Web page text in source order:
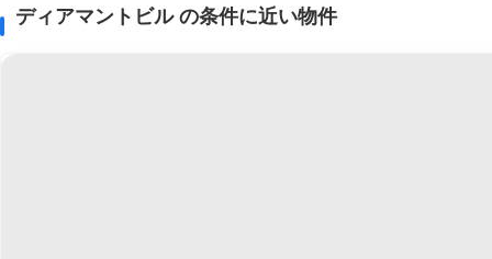
ディアマントビル の条件に近い物件